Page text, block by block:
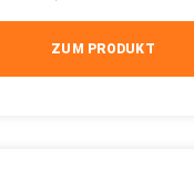
ZUM PRODUKT